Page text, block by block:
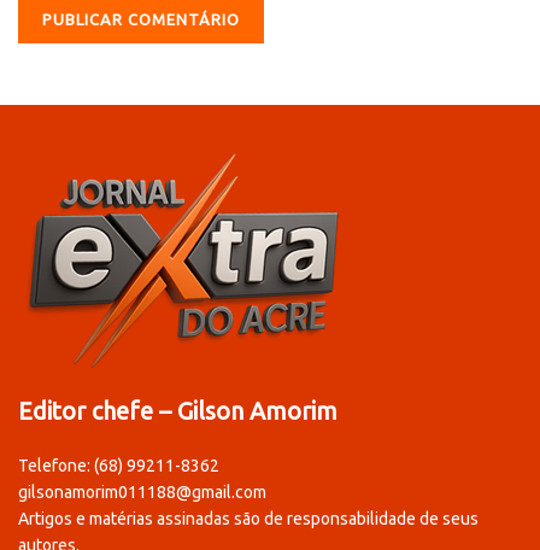
Editor chefe – Gilson Amorim
Telefone: (68) 99211-8362
gilsonamorim011188@gmail.com
Artigos e matérias assinadas são de responsabilidade de seus
autores.